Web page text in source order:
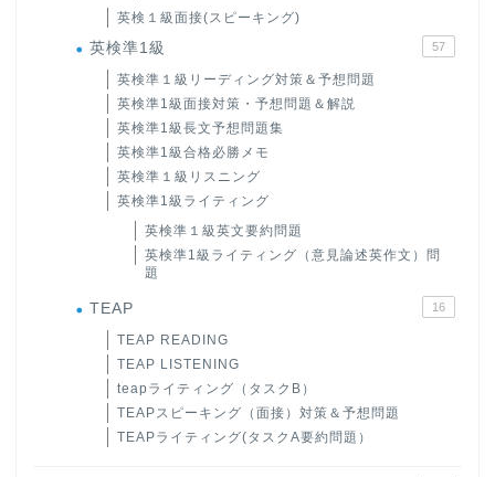
英検１級面接(スピーキング)
英検準1級 57
英検準１級リーディング対策＆予想問題
英検準1級面接対策・予想問題＆解説
英検準1級長文予想問題集
英検準1級合格必勝メモ
英検準１級リスニング
英検準1級ライティング
英検準１級英文要約問題
英検準1級ライティング（意見論述英作文）問
題
TEAP 16
TEAP READING
TEAP LISTENING
teapライティング（タスクB）
TEAPスピーキング（面接）対策＆予想問題
TEAPライティング(タスクA要約問題）